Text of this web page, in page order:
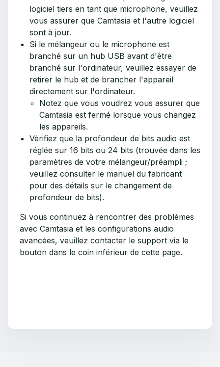
logiciel tiers en tant que microphone, veuillez
vous assurer que Camtasia et l'autre logiciel
sont à jour.
Si le mélangeur ou le microphone est
branché sur un hub USB avant d'être
branché sur l'ordinateur, veuillez essayer de
retirer le hub et de brancher l'appareil
directement sur l'ordinateur.
Notez que vous voudrez vous assurer que
Camtasia est fermé lorsque vous changez
les appareils.
Vérifiez que la profondeur de bits audio est
réglée sur 16 bits ou 24 bits (trouvée dans les
paramètres de votre mélangeur/préampli ;
veuillez consulter le manuel du fabricant
pour des détails sur le changement de
profondeur de bits).
Si vous continuez à rencontrer des problèmes
avec Camtasia et les configurations audio
avancées, veuillez contacter le support via le
bouton dans le coin inférieur de cette page.